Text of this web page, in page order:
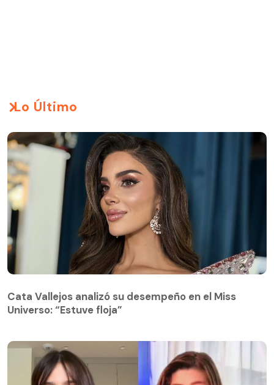
Lo Último
Cata Vallejos analizó su desempeño en el Miss
Universo: “Estuve floja”